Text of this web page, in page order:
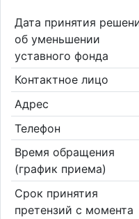
Дата принятия
об уменьшении
уставного фонда
Контактное лицо
Адрес
Телефон
Время обращения
(график приема)
Срок принятия
претензий с момента